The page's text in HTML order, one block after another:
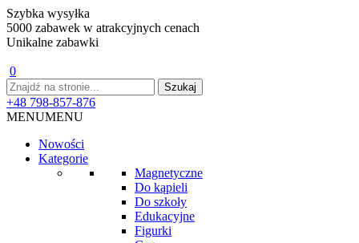
Szybka wysyłka
5000 zabawek w atrakcyjnych cenach
Unikalne zabawki
0
+48 798-857-876
MENUMENU
Nowości
Kategorie
Magnetyczne
Do kąpieli
Do szkoły
Edukacyjne
Figurki